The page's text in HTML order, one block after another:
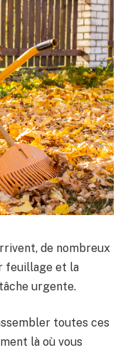
de nombreux
feuillage et la
urgente.
toutes ces
là où vous